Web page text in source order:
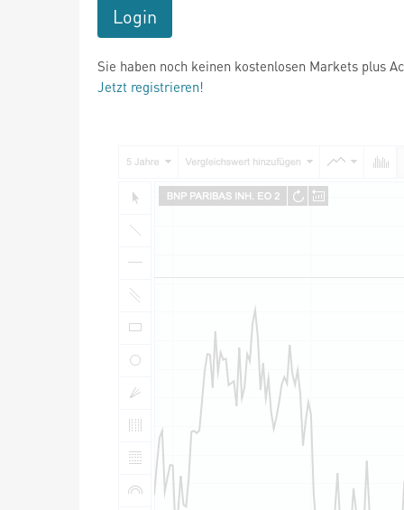
Login
Sie haben noch keinen kostenlosen Markets plus
Jetzt registrieren!